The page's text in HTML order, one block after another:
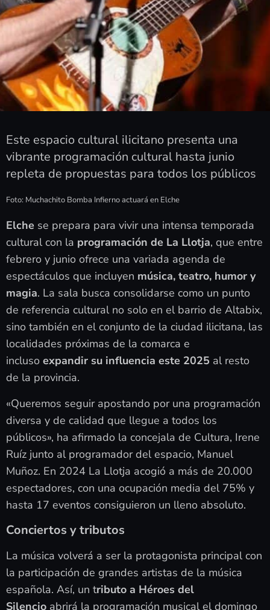
Este espacio cultural ilicitano presenta una
vibrante programación cultural hasta junio
repleta de propuestas para todos los públicos
Foto: Muchachito Bomba Infierno actuará en Elche
Elche se prepara para vivir una intensa temporada
cultural con la programación de La Llotja, que entre
febrero y junio ofrece una variada agenda de
espectáculos que incluyen música, teatro, humor y
magia. La sala busca consolidarse como un punto
de referencia cultural no solo en el barrio de Altabix,
sino también en el conjunto de la ciudad ilicitana, las
localidades próximas de la comarca e
incluso expandir su influencia este 2025 al resto
de la provincia.
«Queremos seguir apostando por una programación
diversa y de calidad que llegue a todos los
públicos», ha afirmado la concejala de Cultura, Irene
Ruíz junto al programador del espacio, Manuel
Muñoz. En 2024 La Llotja acogió a más de 20.000
espectadores, con una ocupación media del 75% y
hasta 17 eventos consiguieron un lleno absoluto.
Conciertos y tributos
La música volverá a ser la protagonista principal con
la participación de grandes artistas de la música
española. Así, un tributo a Héroes del
Silencio abrirá la programación musical el domingo